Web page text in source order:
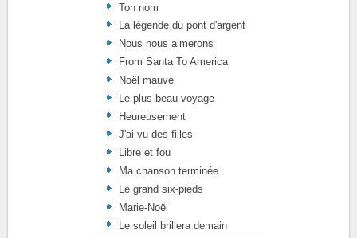
Ton nom
La légende du pont d'argent
Nous nous aimerons
From Santa To America
Noël mauve
Le plus beau voyage
Heureusement
J'ai vu des filles
Libre et fou
Ma chanson terminée
Le grand six-pieds
Marie-Noël
Le soleil brillera demain